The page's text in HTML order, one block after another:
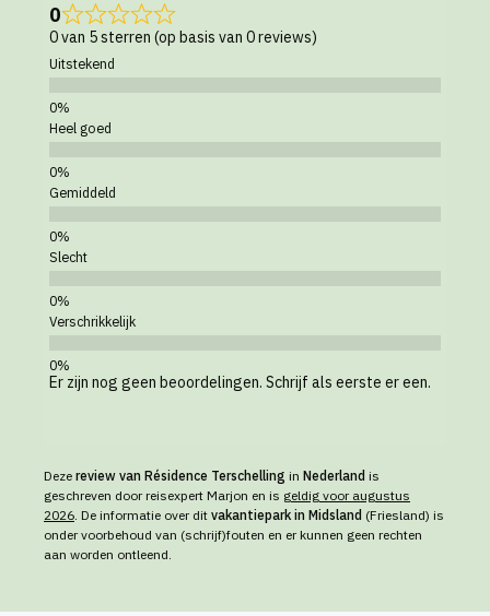
0
0 van 5 sterren (op basis van 0 reviews)
Uitstekend
Heel goed
Gemiddeld
Slecht
Verschrikkelijk
Er zijn nog geen beoordelingen. Schrijf als eerste er een.
Deze review van Résidence Terschelling in Nederland is
geschreven door reisexpert Marjon en is geldig voor augustus
2026 . De informatie over dit vakantiepark in Midsland (Friesland) is
onder voorbehoud van (schrijf)fouten en er kunnen geen rechten
aan worden ontleend.